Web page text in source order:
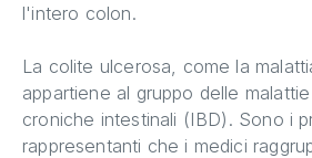
l'intero colon.
La colite ulcerosa, come la
appartiene al gruppo delle
croniche intestinali (IBD). Sono i
rappresentanti che i medici